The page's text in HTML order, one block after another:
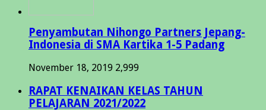
Penyambutan Nihongo Partners Jepang-
Indonesia di SMA Kartika 1-5 Padang
November 18, 2019 2,999
RAPAT KENAIKAN KELAS TAHUN
PELAJARAN 2021/2022